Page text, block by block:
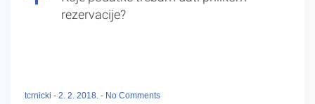
rezervacije?
tcrnicki - 2. 2. 2018. - No Comments